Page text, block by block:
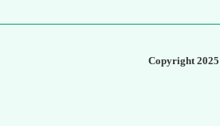
Copyright